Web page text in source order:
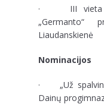
· III vieta –
„Germanto“
Liaudanskienė
Nominacijos
· „Už
Dainų